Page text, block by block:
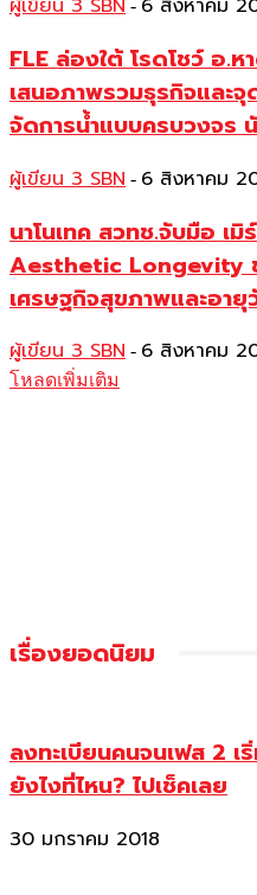
ผู้เขียน 3 SBN - 6 สิงหาคม
FLE ล่องใต้ โรดโชว์ อ.
เสนอภาพรวมธุรกิจและ
จัดการน้ำแบบครบวงจร
ผู้เขียน 3 SBN - 6 สิงหาคม
นาโนเทค สวทช.จับมือ เมิ
Aesthetic Longevity
เศรษฐกิจสุขภาพและอา
ผู้เขียน 3 SBN - 6 สิงหาคม
โหลดเพิ่มเติม
เรื่องยอดนิยม
ลงทะเบียนคนจนเฟส 2 เ
ยังไงที่ไหน? ไปเช็คเลย
30 มกราคม 2018